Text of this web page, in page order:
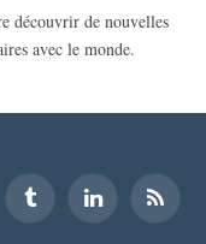
découvrir de nouvelles
avec le monde.
Tumblr LinkedInRSS